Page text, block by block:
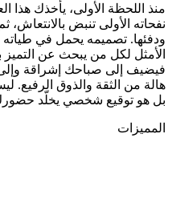
منذ اللحظة الأولى، يأخذك هذا
نفحاته الأولى تنبض
ودفئها. تصميمه يحمل في طياته
الأمثل لكل من يبحث عن التميز
فيضيف إلى صباحك إشراقة
هالة من الثقة والذوق
بل هو توقيع شخصي يخلّد
المميزات